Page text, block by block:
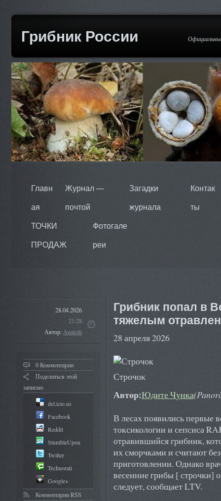
Грибник России
Главн
ая
Журнал —
почтой
Загадки
журнала
Контак
ты
ТОЧКИ
ПРОДАЖ
Фотогале
реи
28.04.2026
21:28
Автор:Anatolii
0 Комментарии
Поделиться этой
записью
del.icio.us
Facebook
Reddit
StumbleUpon
Twitter
Technorati
Google+
Комментарии RSS
Грибник попал в
тяжелым
28 апреля 2026
Строчок
Автор:Юдите Чунка
В лесах появились первые
токсикологии и сепсиса
отравившийся грибник,
их сморчками и считают
приготовлении. Однако
весенние грибы [ строчки]
следует, сообщает LTV.